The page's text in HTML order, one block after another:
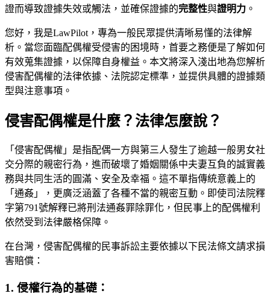
證而導致證據失效或觸法，並確保證據的完整性與證明力 。
您好，我是LawPilot，專為一般民眾提供清晰易懂的法律解
析。當您面臨配偶權受侵害的困境時，首要之務便是了解如何
有效蒐集證據，以保障自身權益。本文將深入淺出地為您解析
侵害配偶權的法律依據、法院認定標準，並提供具體的證據類
型與注意事項。
侵害配偶權是什麼？法律怎麼說？
「侵害配偶權」是指配偶一方與第三人發生了逾越一般男女社
交分際的親密行為，進而破壞了婚姻關係中夫妻互負的誠實義
務與共同生活的圓滿、安全及幸福。這不單指傳統意義上的
「通姦」，更廣泛涵蓋了各種不當的親密互動。即使司法院釋
字第791號解釋已將刑法通姦罪除罪化，但民事上的配偶權利
依然受到法律嚴格保障。
在台灣，侵害配偶權的民事訴訟主要依據以下民法條文請求損
害賠償：
1. 侵權行為的基礎：